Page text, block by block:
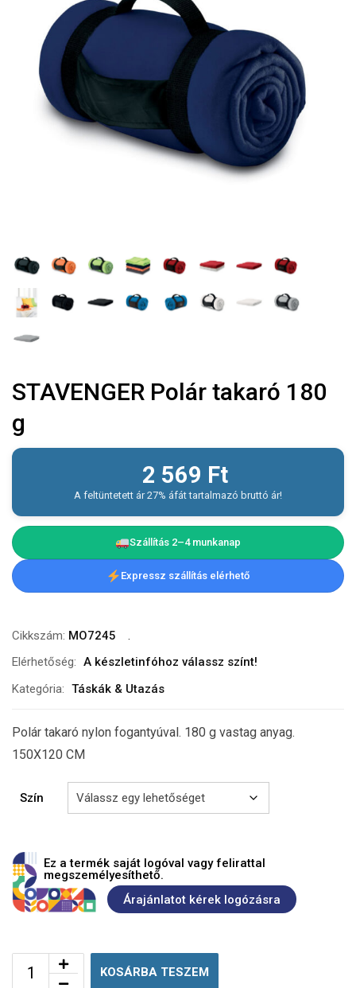
STAVENGER Polár takaró 180
g
2 569 Ft
A feltüntetett ár 27% áfát tartalmazó bruttó ár!
Szállítás 2–4 munkanap
Expressz szállítás elérhető
Cikkszám: MO7245
Elérhetőség: A készletinfóhoz válassz színt!
Kategória: Táskák & Utazás
Polár takaró nylon fogantyúval. 180 g vastag anyag.
150X120 CM
Szín
Ez a termék saját logóval vagy felirattal
megszemélyesíthető.
Árajánlatot kérek logózásra
KOSÁRBA TESZEM